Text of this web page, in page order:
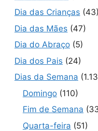
Dia das Crianças (43)
Dia das Mães (47)
Dia do Abraço (5)
Dia dos Pais (24)
Dias da Semana
Domingo (110)
Fim de Semana
Quarta-feira (51)